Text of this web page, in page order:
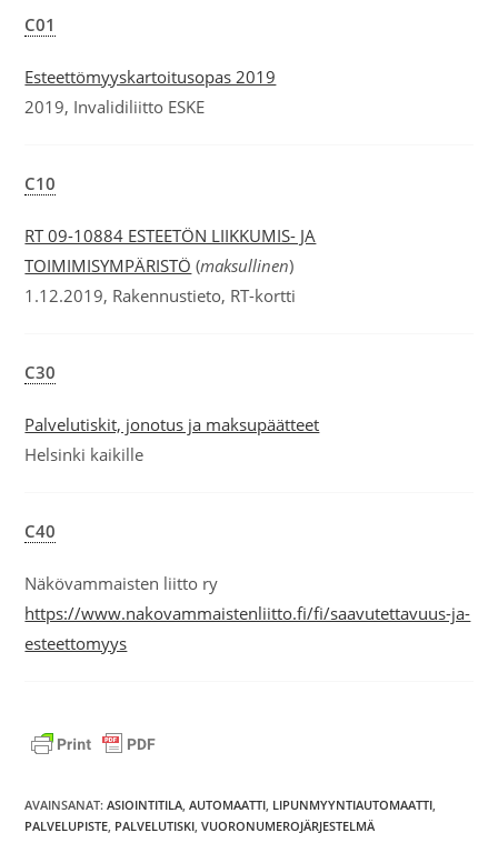
C01
Esteettömyyskartoitusopas 2019
2019, Invalidiliitto ESKE
C10
RT 09-10884 ESTEETÖN LIIKKUMIS- JA
TOIMIMISYMPÄRISTÖ (maksullinen)
1.12.2019, Rakennustieto, RT-kortti
C30
Palvelutiskit, jonotus ja maksupäätteet
Helsinki kaikille
C40
Näkövammaisten liitto ry
https://www.nakovammaistenliitto.fi/fi/saavutettavuus-ja-
esteettomyys
AVAINSANAT:ASIOINTITILA, AUTOMAATTI, LIPUNMYYNTIAUTOMAATTI,
PALVELUPISTE, PALVELUTISKI, VUORONUMEROJÄRJESTELMÄ